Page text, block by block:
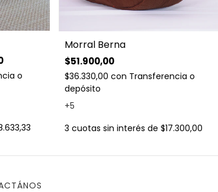
o
Morral Berna
$51.900,00
$36.330,00con Transferencia o
depósito
+5
3 cuotas sin interés de$17.300,00